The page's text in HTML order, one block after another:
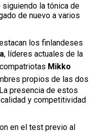
siguiendo la tónica de
de nuevo a varios
los finlandeses
, líderes actuales de la
Mikko
propios de las dos
presencia de estos
y competitividad
en el test previo al